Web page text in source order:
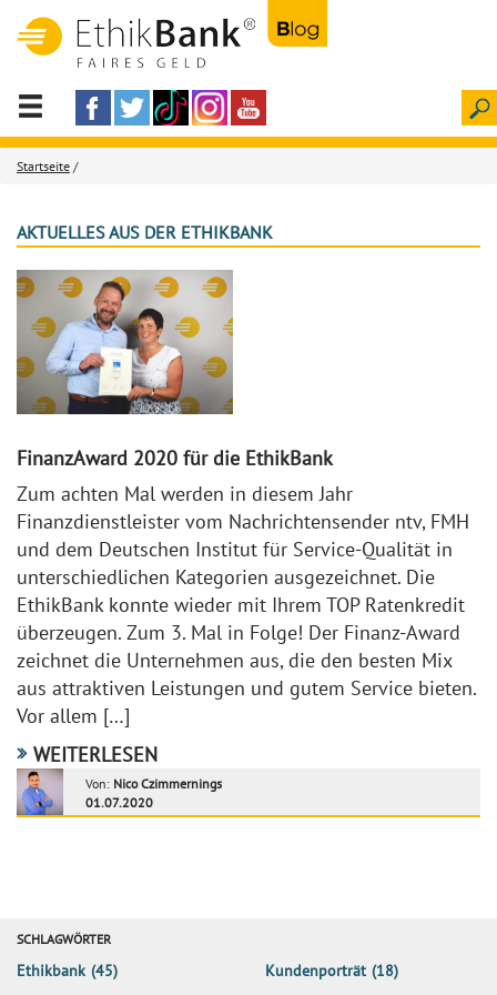
Startseite /
AKTUELLES AUS DER ETHIKBANK
FinanzAward 2020 für die EthikBank
Zum achten Mal werden in diesem Jahr
Finanzdienstleister vom Nachrichtensender ntv, FMH
und dem Deutschen Institut für Service-Qualität in
unterschiedlichen Kategorien ausgezeichnet. Die
EthikBank konnte wieder mit Ihrem TOP Ratenkredit
überzeugen. Zum 3. Mal in Folge! Der Finanz-Award
zeichnet die Unternehmen aus, die den besten Mix
aus attraktiven Leistungen und gutem Service bieten.
Vor allem […]
WEITERLESEN
Von: Nico Czimmernings
01.07.2020
SCHLAGWÖRTER
Ethikbank (45) Kundenporträt (18)